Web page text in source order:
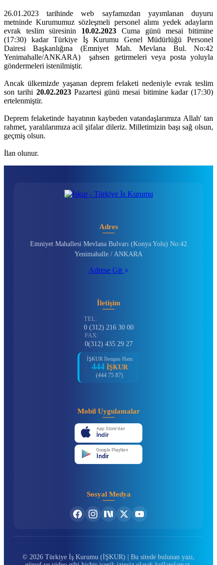
26.01.2023 tarihinde web sayfamızdan yayımlanan duyuru
metninde Kurumumuz sözleşmeli personel alımı yedek adayların
evrak teslim süresinin 10.02.2023 Cuma günü mesai bitimine
(17:30) kadar Türkiye İş Kurumu Genel Müdürlüğü Personel
Dairesi Başkanlığına (Emniyet Mah. Mevlana Bul. No:42
Yenimahalle/ANKARA) şahsen getirmeleri veya posta yoluyla
göndermeleri istenilmiştir.
Ancak ülkemizde yaşanan deprem felaketi nedeniyle evrak teslim
son tarihi 20.02.2023Pazartesi günü mesai bitimine kadar (17:30)
ertelenmiştir.
Deprem felaketinde hayatının kaybeden vatandaşlarımıza Allah' tan
rahmet, yaralılarımıza acil şifalar dileriz. Milletimizin başı sağ olsun,
geçmiş olsun.
İlan olunur.​
Adres
Emniyet Mahallesi Mevlana Bulvarı (Konya Yolu) No:42
Yenimahalle / ANKARA
Adrese Git
İletişim
TEL:
0 (312) 216 30 00
FAX:
0(312) 435 29 27
İŞKUR İletişim Hattı
444 İŞKUR
(444 75 87)
Mobil Uygulamalar
App Store'dan
İndir
Google Play'den
İndir
Sosyal Medya
© 2026 Türkiye İş Kurumu (İŞKUR) | Bu sitede bulunan yazı,